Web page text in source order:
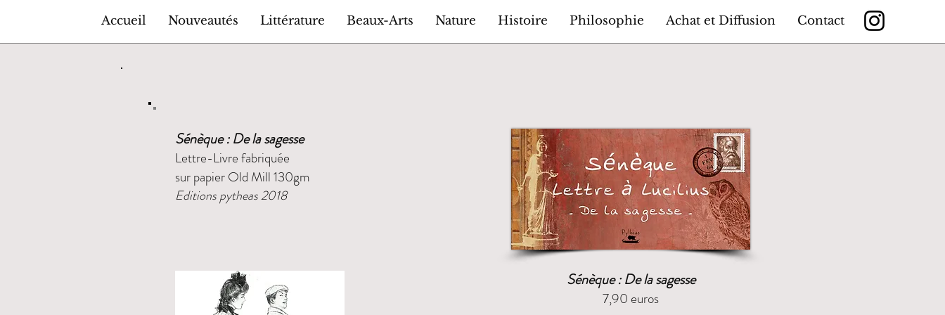
Accueil Nouveautés Littérature Beaux-Arts Nature Histoire Philosophie Achat et Diffusion Contact
Sénèque : De la sagesse
Lettre-Livre fabriquée
sur papier Old Mill 130gm
​Editions pytheas 2018
Sénèque : De la sagesse
7,90 euros